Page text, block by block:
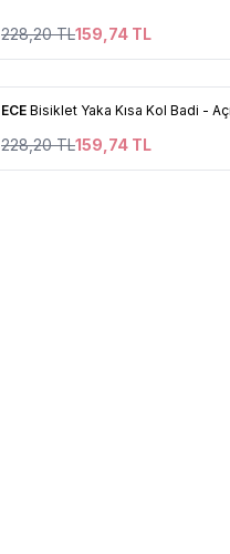
228,20TL159,74 TL
%30
ECE Bisiklet Yaka Kısa Kol Badi -
228,20TL159,74 TL